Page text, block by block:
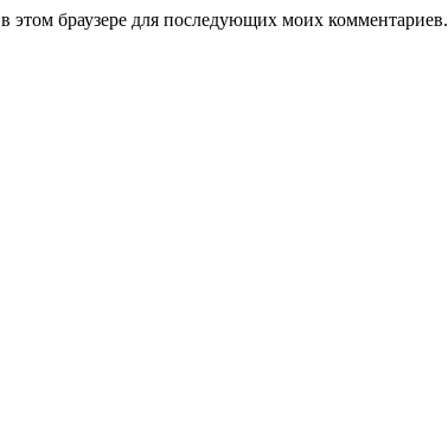
этом браузере для последующих моих комментариев.